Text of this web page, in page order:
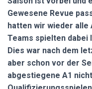
Gewesene Revue
hatten wir wieder
Teams spielten
Dies war nach dem
aber schon vor der
abgestiegene A1